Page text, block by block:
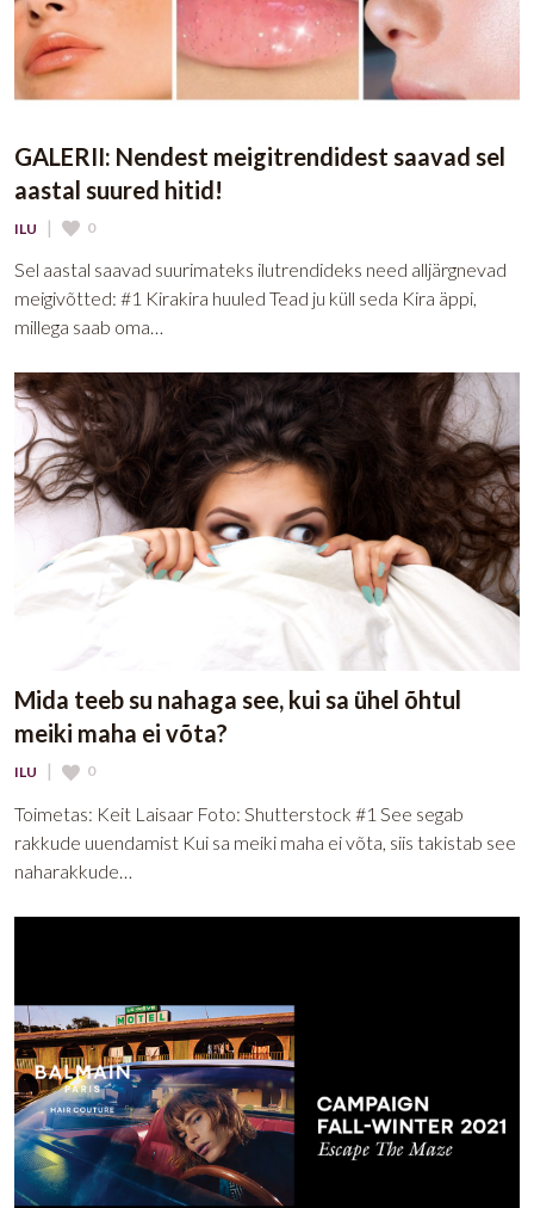
GALERII: Nendest meigitrendidest saavad sel
aastal suured hitid!
ILU | 0
Sel aastal saavad suurimateks ilutrendideks need alljärgnevad
meigivõtted: #1 Kirakira huuled Tead ju küll seda Kira äppi,
millega saab oma…
Mida teeb su nahaga see, kui sa ühel õhtul
meiki maha ei võta?
ILU | 0
Toimetas: Keit Laisaar Foto: Shutterstock #1 See segab
rakkude uuendamist Kui sa meiki maha ei võta, siis takistab see
naharakkude…